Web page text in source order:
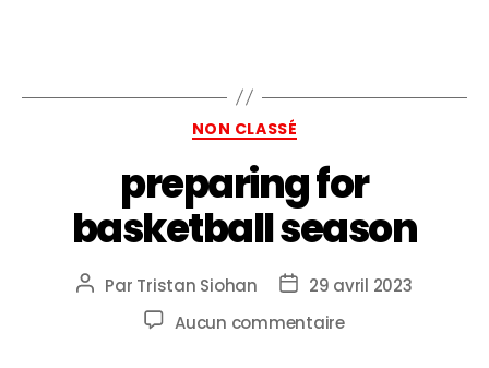
NON CLASSÉ
preparing for
basketball season
Par Tristan Siohan
29 avril 2023
Aucun commentaire